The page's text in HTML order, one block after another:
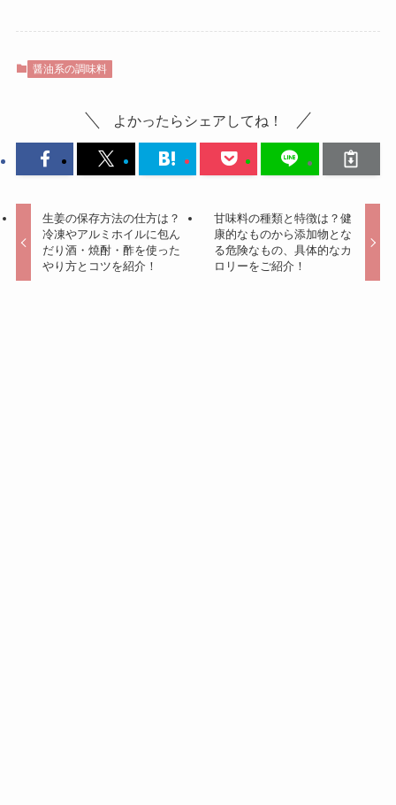
醤油系の調味料
よかったらシェアしてね！
生姜の保存方法の仕方は？
冷凍やアルミホイルに包ん
だり酒・焼酎・酢を使った
やり方とコツを紹介！
甘味料の種類と特徴は？健
康的なものから添加物とな
る危険なもの、具体的なカ
ロリーをご紹介！